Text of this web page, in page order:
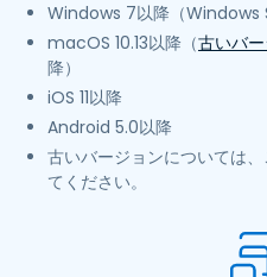
Windows 7以降（Windows
macOS 10.13以降（古いバ
降）
iOS 11以降
Android 5.0以降
古いバージョンについては
てください。